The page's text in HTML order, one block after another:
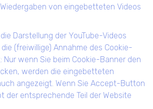
von eingebetteten Videos
Darstellung der YouTube-Videos
(freiwillige) Annahme des Cookie-
Nur wenn Sie beim Cookie-Banner den
werden die eingebetteten
angezeigt. Wenn Sie Accept-Button
der entsprechende Teil der Website